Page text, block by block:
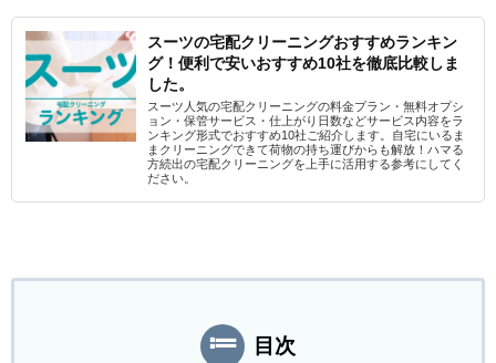
スーツの宅配クリーニングおすすめランキン
グ！便利で安いおすすめ10社を徹底比較しま
した。
スーツ人気の宅配クリーニングの料金プラン・無料オプシ
ョン・保管サービス・仕上がり日数などサービス内容をラ
ンキング形式でおすすめ10社ご紹介します。自宅にいるま
まクリーニングできて荷物の持ち運びからも解放！ハマる
方続出の宅配クリーニングを上手に活用する参考にしてく
ださい。
目次